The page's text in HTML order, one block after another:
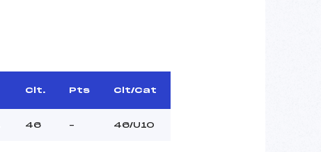
Clt. Pts Clt/Cat
46 – 46/U10